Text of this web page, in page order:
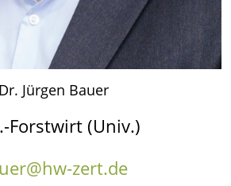
Dr. Jürgen Bauer
Forstwirt (Univ.)
zert.de